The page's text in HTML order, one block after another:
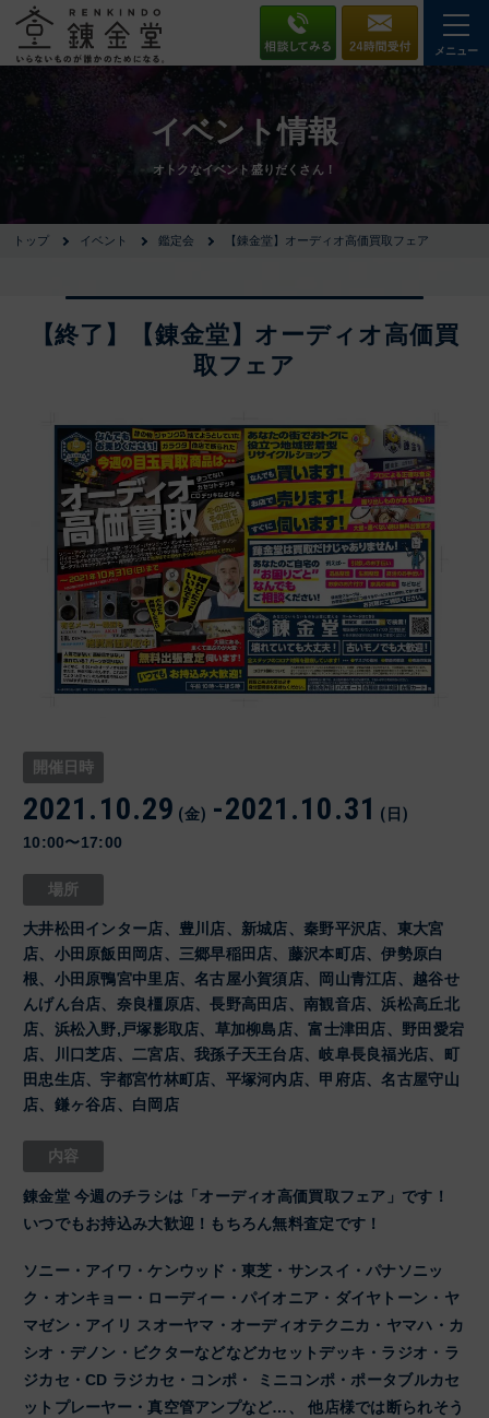
メニュー
イベント情報
オトクなイベント盛りだくさん！
トップ イベント 鑑定会 【錬金堂】オーディオ高価買取フェア
【終了】【錬金堂】オーディオ高価買
取フェア
開催日時
2021.10.29 (金) -2021.10.31 (日)
10:00〜17:00
場所
大井松田インター店、豊川店、新城店、秦野平沢店、東大宮
店、小田原飯田岡店、三郷早稲田店、藤沢本町店、伊勢原白
根、小田原鴨宮中里店、名古屋小賀須店、岡山青江店、越谷せ
んげん台店、奈良橿原店、長野高田店、南観音店、浜松高丘北
店、浜松入野,戸塚影取店、草加柳島店、富士津田店、野田愛宕
店、川口芝店、二宮店、我孫子天王台店、岐阜長良福光店、町
田忠生店、宇都宮竹林町店、平塚河内店、甲府店、名古屋守山
店、鎌ヶ谷店、白岡店
内容
錬金堂 今週のチラシは「オーディオ高価買取フェア」です！
いつでもお持込み大歓迎！もちろん無料査定です！
ソニー・アイワ・ケンウッド・東芝・サンスイ・パナソニッ
ク・オンキョー・ローディー・パイオニア・ダイヤトーン・ヤ
マゼン・アイリ スオーヤマ・オーディオテクニカ・ヤマハ・カ
シオ・デノン・ビクターなどなどカセットデッキ・ラジオ・ラ
ジカセ・CD ラジカセ・コンポ・ ミニコンポ・ポータブルカセ
ットプレーヤー・真空管アンプなど…、 他店様では断られそう